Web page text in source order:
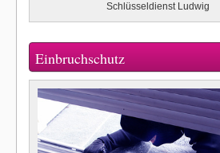
Schlüsseldienst Ludwig
Einbruchschutz